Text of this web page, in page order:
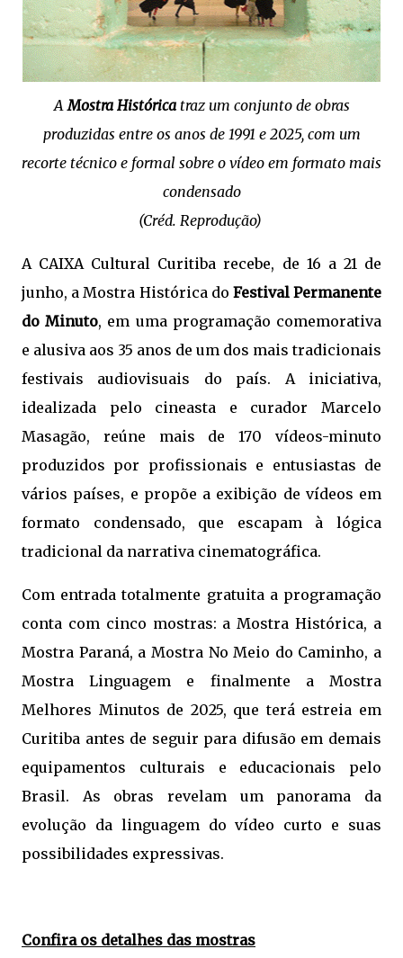
AMostra Históricatraz um conjunto de obras
produzidas entre os anos de 1991 e 2025, com um
recorte técnico e formal sobre o vídeo em formato mais
condensado
(Créd. Reprodução)
A CAIXA Cultural Curitiba recebe, de 16 a 21 de
junho, a Mostra Histórica do Festival Permanente
do Minuto, em uma programação comemorativa
e alusiva aos 35 anos de um dos mais tradicionais
festivais audiovisuais do país. A iniciativa,
idealizada pelo cineasta e curador Marcelo
Masagão, reúne mais de 170 vídeos-minuto
produzidos por profissionais e entusiastas de
vários países, e propõe a exibição de vídeos em
formato condensado, que escapam à lógica
tradicional da narrativa cinematográfica.
Com entrada totalmente gratuita a programação
conta com cinco mostras: a Mostra Histórica, a
Mostra Paraná, a Mostra No Meio do Caminho, a
Mostra Linguagem e finalmente a Mostra
Melhores Minutos de 2025, que terá estreia em
Curitiba antes de seguir para difusão em demais
equipamentos culturais e educacionais pelo
Brasil. As obras revelam um panorama da
evolução da linguagem do vídeo curto e suas
possibilidades expressivas.
Confira os detalhes das mostras